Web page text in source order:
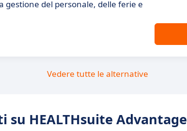
gestione del personale, delle ferie e
Vedere tutte le alternative
su HEALTHsuite Advantage